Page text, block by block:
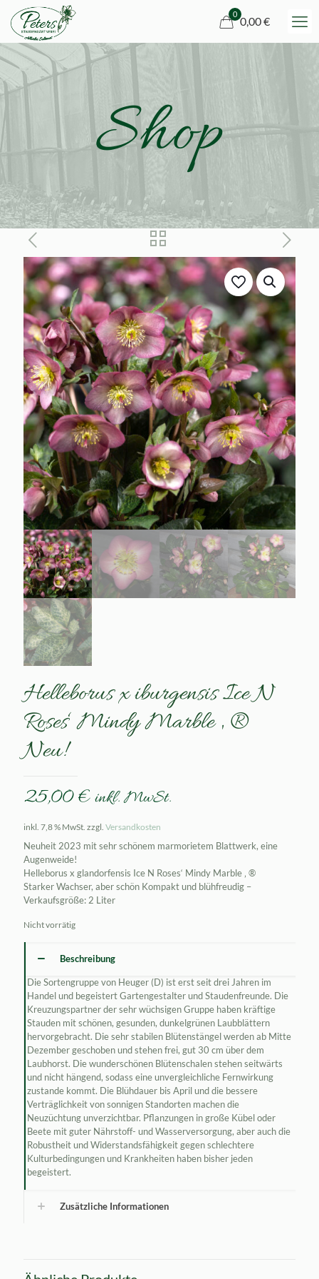
0
0,00 €
Shop
Helleborus x iburgensis Ice N
Roses‘ Mindy Marble ‚ ®
Neu!
25,00€ inkl. MwSt.
inkl. 7,8 % MwSt. zzgl. Versandkosten
Neuheit 2023 mit sehr schönem marmorietem Blattwerk, eine
Augenweide!
Helleborus x glandorfensis Ice N Roses‘ Mindy Marble ‚ ®
Starker Wachser, aber schön Kompakt und blühfreudig –
Verkaufsgröße: 2 Liter
Nicht vorrätig
Beschreibung
Die Sortengruppe von Heuger (D) ist erst seit drei Jahren im
Handel und begeistert Gartengestalter und Staudenfreunde. Die
Kreuzungspartner der sehr wüchsigen Gruppe haben kräftige
Stauden mit schönen, gesunden, dunkelgrünen Laubblättern
hervorgebracht. Die sehr stabilen Blütenstängel werden ab Mitte
Dezember geschoben und stehen frei, gut 30 cm über dem
Laubhorst. Die wunderschönen Blütenschalen stehen seitwärts
und nicht hängend, sodass eine unvergleichliche Fernwirkung
zustande kommt. Die Blühdauer bis April und die bessere
Verträglichkeit von sonnigen Standorten machen die
Neuzüchtung unverzichtbar. Pflanzungen in große Kübel oder
Beete mit guter Nährstoff- und Wasserversorgung, aber auch die
Robustheit und Widerstandsfähigkeit gegen schlechtere
Kulturbedingungen und Krankheiten haben bisher jeden
begeistert.
Zusätzliche Informationen